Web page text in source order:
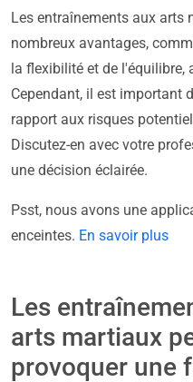
Les entraînements aux arts
nombreux avantages,
la flexibilité et de
Cependant, il est important
rapport aux risques
Discutez-en avec votre
une décision éclairée.
Psst, nous avons une
enceintes. En savoir plus
Les
arts martiaux
provoquer une